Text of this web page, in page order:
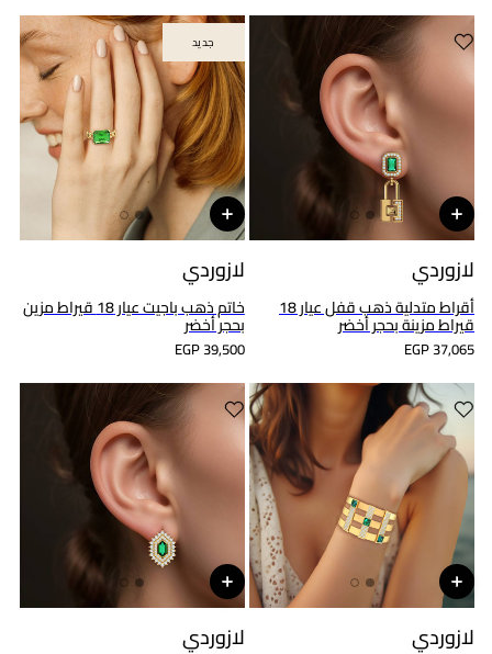
لازوردي
أقراط متدلية ذهب قفل عيار 18
قيراط مزينة بحجر أخضر
EGP 37,065
جديد
جديد
لازوردي
خاتم ذهب باجيت عيار 18 قيراط مزين
بحجر أخضر
EGP 39,500
لازوردي لازوردي